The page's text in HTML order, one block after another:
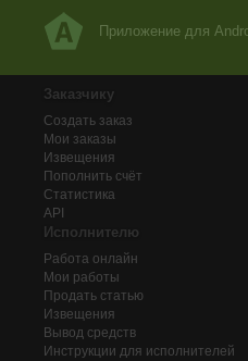
Приложение для
Заказчику
Создать заказ
Мои заказы
Извещения
Пополнить счёт
Статистика
API
Исполнителю
Работа онлайн
Мои работы
Продать статью
Извещения
Вывод средств
Инструкции для исполнителей